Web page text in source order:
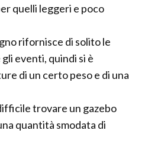
quelli leggeri e poco
rifornisce di solito le
eventi, quindi si è
di un certo peso e di una
trovare un gazebo
quantità smodata di